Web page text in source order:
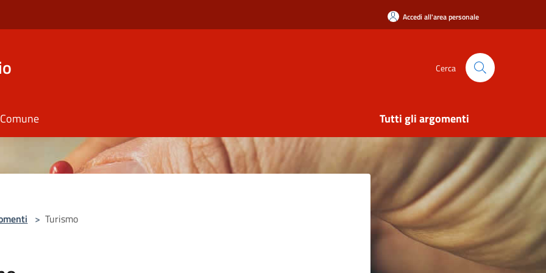
Accedi all'area personale
Cerca
Tutti gli argomenti
> Turismo